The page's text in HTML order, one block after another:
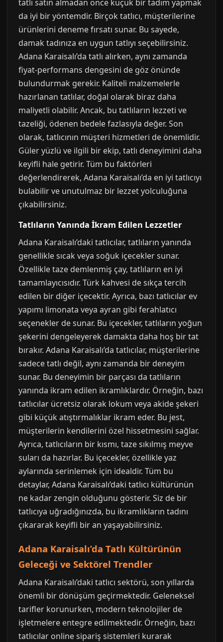
tatlı satın almadan önce küçük bir tadım yapmak
da iyi bir yöntemdir. Birçok tatlıcı, müşterilerine
ürünlerini deneme fırsatı sunar. Bu sayede,
damak tadınıza en uygun tatlıyı seçebilirsiniz.
Adana Karaisalı’da tatlı alırken, aynı zamanda
fiyat-performans dengesini de göz önünde
bulundurmak gerekir. Kaliteli malzemelerle
hazırlanan tatlılar, doğal olarak biraz daha
maliyetli olabilir. Ancak, bu tatlıların lezzeti ve
tazeliği, ödenen bedele fazlasıyla değer. Son
olarak, tatlıcının müşteri hizmetleri de önemlidir.
Güler yüzlü ve ilgili bir ekip, tatlı deneyimini daha
keyifli hale getirir. Tüm bu faktörleri
değerlendirerek, Adana Karaisalı’da en iyi tatlıcıyı
bulabilir ve unutulmaz bir lezzet yolculuğuna
çıkabilirsiniz.
Tatlıların Yanında İkram Edilen Lezzetler
Adana Karaisalı’daki tatlıcılar, tatlıların yanında
genellikle sıcak veya soğuk içecekler sunar.
Özellikle taze demlenmiş çay, tatlıların en iyi
tamamlayıcısıdır. Türk kahvesi de sıkça tercih
edilen bir diğer içecektir. Ayrıca, bazı tatlıcılar ev
yapımı limonata veya ayran gibi ferahlatıcı
seçenekler de sunar. Bu içecekler, tatlıların yoğun
şekerini dengeleyerek damakta daha hoş bir tat
bırakır. Adana Karaisalı’da tatlıcılar, müşterilerine
sadece tatlı değil, aynı zamanda bir deneyim
sunar. Bu deneyimin bir parçası da tatlıların
yanında ikram edilen ikramlıklardır. Örneğin, bazı
tatlıcılar ücretsiz olarak lokum veya akide şekeri
gibi küçük atıştırmalıklar ikram eder. Bu jest,
müşterilerin kendilerini özel hissetmesini sağlar.
Ayrıca, tatlıcıların bir kısmı, taze sıkılmış meyve
suları da hazırlar. Bu içecekler, özellikle yaz
aylarında serinlemek için idealdir. Tüm bu
detaylar, Adana Karaisalı’daki tatlıcı kültürünün
ne kadar zengin olduğunu gösterir. Siz de bir
tatlıcıya uğradığınızda, bu ikramlıkların tadını
çıkararak keyifli bir an yaşayabilirsiniz.
Adana Karaisalı’da Tatlı Kültürünün
Geleceği ve Sektörel Trendler
Adana Karaisalı’daki tatlıcı sektörü, son yıllarda
önemli bir dönüşüm geçirmektedir. Geleneksel
tarifler korunurken, modern teknolojiler de
işletmelere entegre edilmektedir. Örneğin, bazı
tatlıcılar online sipariş sistemleri kurarak